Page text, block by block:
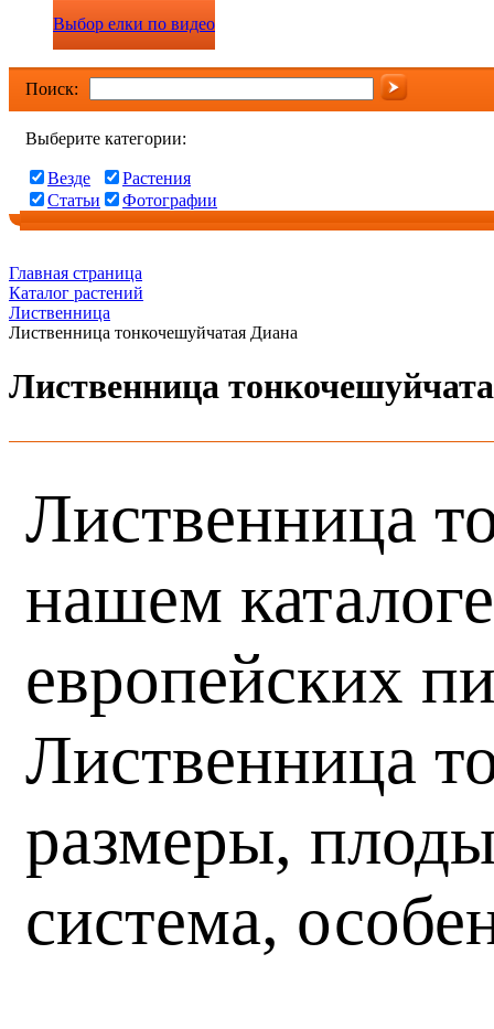
Выбор елки по видео
Поиск:
Выберите категории:
Везде
Растения
Статьи
Фотографии
Главная страница
Каталог растений
Лиственница
Лиственница тонкочешуйчатая Диана
Лиственница
Лиственница
нашем
европейских
Лиственница
размеры,
система,